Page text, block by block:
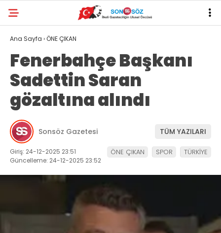
Ana Sayfa ›ÖNE ÇIKAN
Fenerbahçe Başkanı
Sadettin Saran
gözaltına alındı
Sonsöz Gazetesi TÜM YAZILARI
Giriş: 24-12-2025 23:51
Güncelleme: 24-12-2025 23:52
ÖNE ÇIKAN SPOR TÜRKİYE